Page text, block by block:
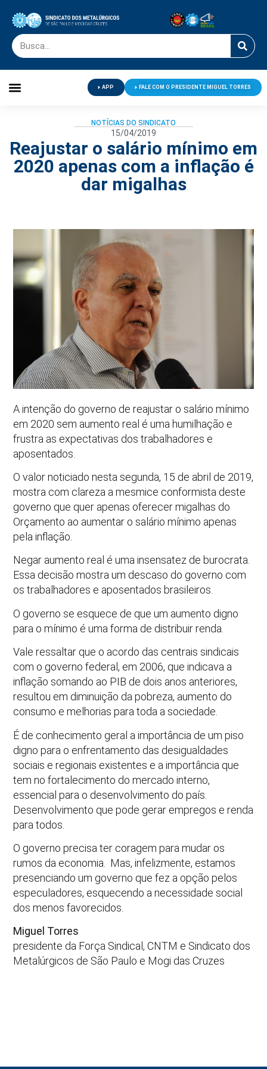
APP FALE COM O PRESIDENTE MIGUEL TORRES
NOTÍCIAS DO SINDICATO
15/04/2019
Reajustar o salário mínimo em
2020 apenas com a inflação é
dar migalhas
A intenção do governo de reajustar o salário mínimo
em 2020 sem aumento real é uma humilhação e
frustra as expectativas dos trabalhadores e
aposentados.
O valor noticiado nesta segunda, 15 de abril de 2019,
mostra com clareza a mesmice conformista deste
governo que quer apenas oferecer migalhas do
Orçamento ao aumentar o salário mínimo apenas
pela inflação.
Negar aumento real é uma insensatez de burocrata.
Essa decisão mostra um descaso do governo com
os trabalhadores e aposentados brasileiros.
O governo se esquece de que um aumento digno
para o mínimo é uma forma de distribuir renda.
Vale ressaltar que o acordo das centrais sindicais
com o governo federal, em 2006, que indicava a
inflação somando ao PIB de dois anos anteriores,
resultou em diminuição da pobreza, aumento do
consumo e melhorias para toda a sociedade.
É de conhecimento geral a importância de um piso
digno para o enfrentamento das desigualdades
sociais e regionais existentes e a importância que
tem no fortalecimento do mercado interno,
essencial para o desenvolvimento do país.
Desenvolvimento que pode gerar empregos e renda
para todos.
O governo precisa ter coragem para mudar os
rumos da economia. Mas, infelizmente, estamos
presenciando um governo que fez a opção pelos
especuladores, esquecendo a necessidade social
dos menos favorecidos.
Miguel Torres
presidente da Força Sindical, CNTM e Sindicato dos
Metalúrgicos de São Paulo e Mogi das Cruzes